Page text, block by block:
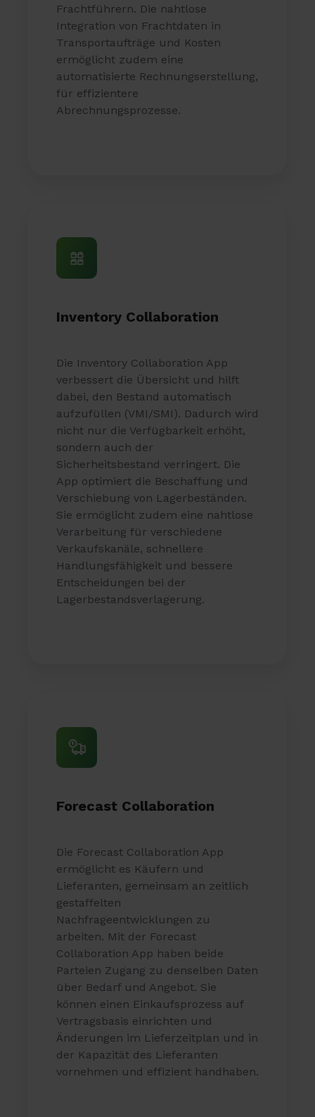
Frachtführern. Die nahtlose
Integration von Frachtdaten in
Transportaufträge und Kosten
ermöglicht zudem eine
automatisierte Rechnungserstellung,
für effizientere
Abrechnungsprozesse.
Inventory Collaboration
Die Inventory Collaboration App
verbessert die Übersicht und hilft
dabei, den Bestand automatisch
aufzufüllen (VMI/SMI). Dadurch wird
nicht nur die Verfügbarkeit erhöht,
sondern auch der
Sicherheitsbestand verringert. Die
App optimiert die Beschaffung und
Verschiebung von Lagerbeständen.
Sie ermöglicht zudem eine nahtlose
Verarbeitung für verschiedene
Verkaufskanäle, schnellere
Handlungsfähigkeit und bessere
Entscheidungen bei der
Lagerbestandsverlagerung.
Forecast Collaboration
Die Forecast Collaboration App
ermöglicht es Käufern und
Lieferanten, gemeinsam an zeitlich
gestaffelten
Nachfrageentwicklungen zu
arbeiten. Mit der Forecast
Collaboration App haben beide
Parteien Zugang zu denselben Daten
über Bedarf und Angebot. Sie
können einen Einkaufsprozess auf
Vertragsbasis einrichten und
Änderungen im Lieferzeitplan und in
der Kapazität des Lieferanten
vornehmen und effizient handhaben.